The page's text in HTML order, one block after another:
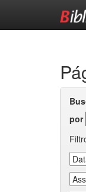
por